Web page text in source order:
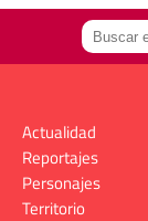
Actualidad
Reportajes
Personajes
Territorio